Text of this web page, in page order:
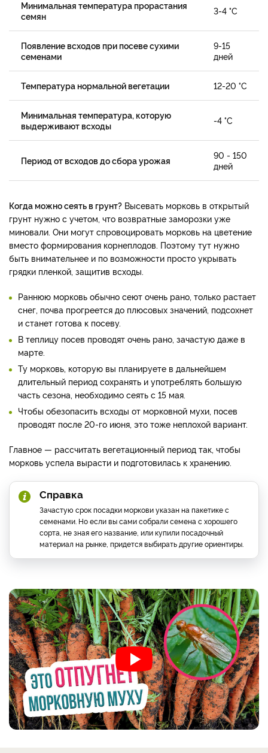
Минимальная температура прорастания
семян
3-4 °C
Появление всходов при посеве сухими
семенами
9-15
дней
Температура нормальной вегетации 12-20 °C
Минимальная температура, которую
выдерживают всходы
-4 °C
Период от всходов до сбора урожая
90 - 150
дней
Когда можно сеять в грунт? Высевать морковь в открытый
грунт нужно с учетом, что возвратные заморозки уже
миновали. Они могут спровоцировать морковь на цветение
вместо формирования корнеплодов. Поэтому тут нужно
быть внимательнее и по возможности просто укрывать
грядки пленкой, защитив всходы.​
Раннюю морковь обычно сеют очень рано, только растает
снег, почва прогреется до плюсовых значений, подсохнет
и станет готова к посеву.
В теплицу посев проводят очень рано, зачастую даже в
марте.
Ту морковь, которую вы планируете в дальнейшем
длительный период сохранять и употреблять большую
часть сезона, необходимо сеять с 15 мая.
Чтобы обезопасить всходы от морковной мухи, посев
проводят после 20-го июня, это тоже неплохой вариант.
Главное — рассчитать вегетационный период так, чтобы
морковь успела вырасти и подготовилась к хранению.
Справка
Зачастую срок посадки моркови указан на пакетике с
семенами. Но если вы сами собрали семена с хорошего
сорта, не зная его название, или купили посадочный
материал на рынке, придется выбирать другие ориентиры.